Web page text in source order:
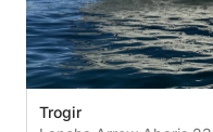
Trogir